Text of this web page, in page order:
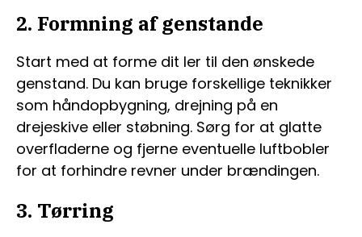
2. Formning af genstande
Start med at forme dit ler til den ønskede
genstand. Du kan bruge forskellige teknikker
som håndopbygning, drejning på en
drejeskive eller støbning. Sørg for at glatte
overfladerne og fjerne eventuelle luftbobler
for at forhindre revner under brændingen.
3. Tørring